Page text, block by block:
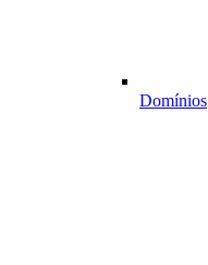
Domínios